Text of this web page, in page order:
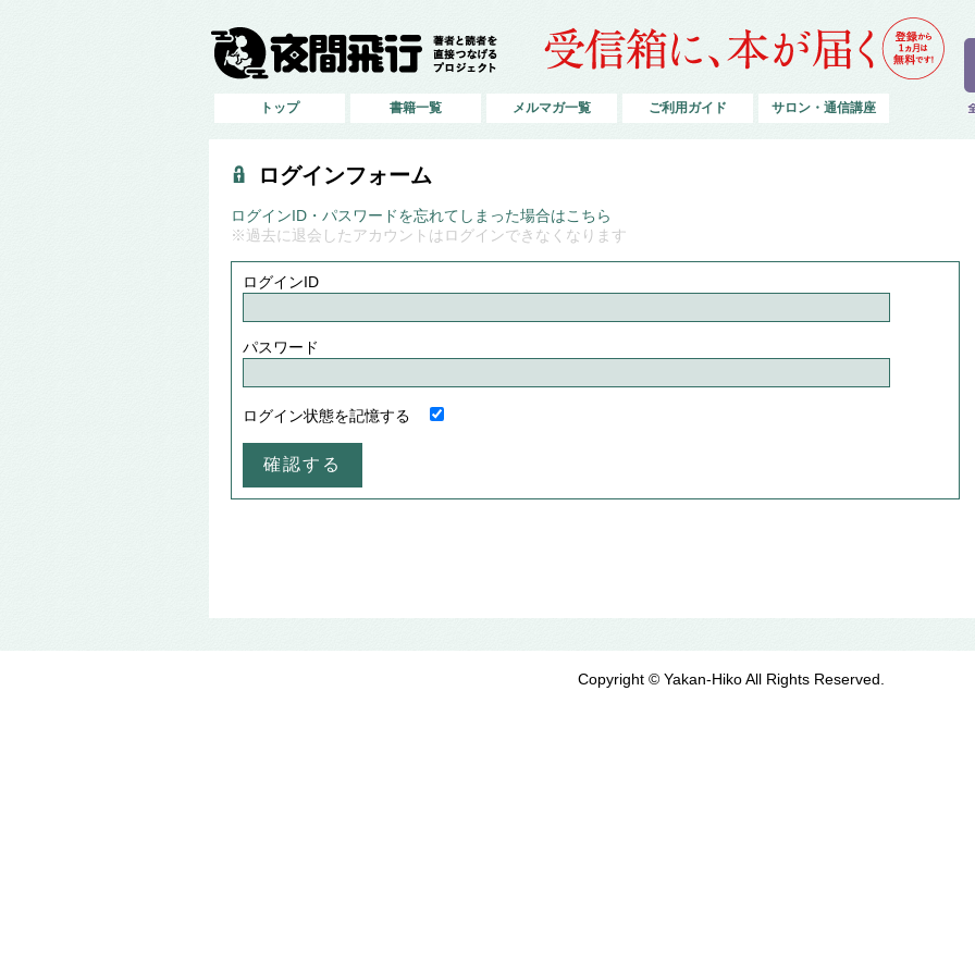
トップ 書籍一覧 メルマガ一覧 ご利用ガイド サロン・通信講座
ログインフォーム
ログインID・パスワードを忘れてしまった場合はこちら
※過去に退会したアカウントはログインできなくなります
ログインID
パスワード
ログイン状態を記憶する
Copyright © Yakan-Hiko All Rights Reserved.